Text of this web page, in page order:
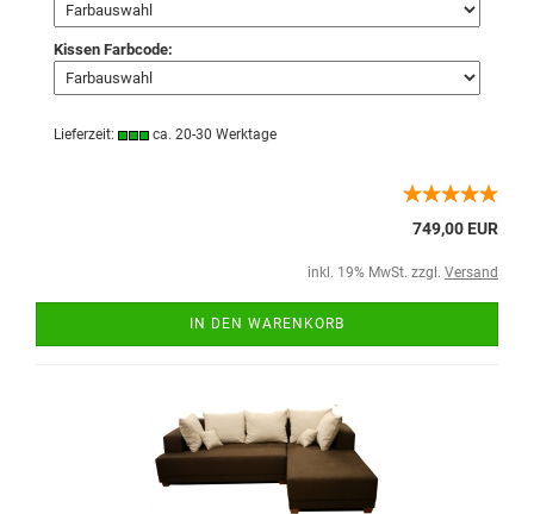
Kissen Farbcode:
Lieferzeit: ca. 20-30 Werktage
749,00 EUR
inkl. 19% MwSt. zzgl. Versand
IN DEN WARENKORB